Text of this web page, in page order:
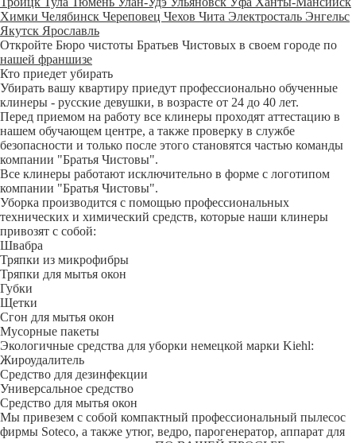
Химки Челябинск Череповец Чехов Чита Электросталь Энгельс
Якутск Ярославль
Откройте Бюро чистоты Братьев Чистовых в своем городе по
нашей франшизе
Кто приедет убирать
Убирать вашу квартиру приедут профессионально обученные
клинеры - русские девушки, в возрасте от 24 до 40 лет.
Перед приемом на работу все клинеры проходят аттестацию в
нашем обучающем центре, а также проверку в службе
безопасности и только после этого становятся частью команды
компании "Братья Чистовы".
Все клинеры работают исключительно в форме с логотипом
компании "Братья Чистовы".
Уборка производится с помощью профессиональных
технических и химический средств, которые наши клинеры
привозят с собой:
Швабра
Тряпки из микрофибры
Тряпки для мытья окон
Губки
Щетки
Сгон для мытья окон
Мусорные пакеты
Экологичные средства для уборки немецкой марки Kiehl:
Жироудалитель
Средство для дезинфекции
Универсальное средство
Средство для мытья окон
Мы привезем с собой компактный профессиональный пылесос
фирмы Soteco, а также утюг, ведро, парогенератор, аппарат для